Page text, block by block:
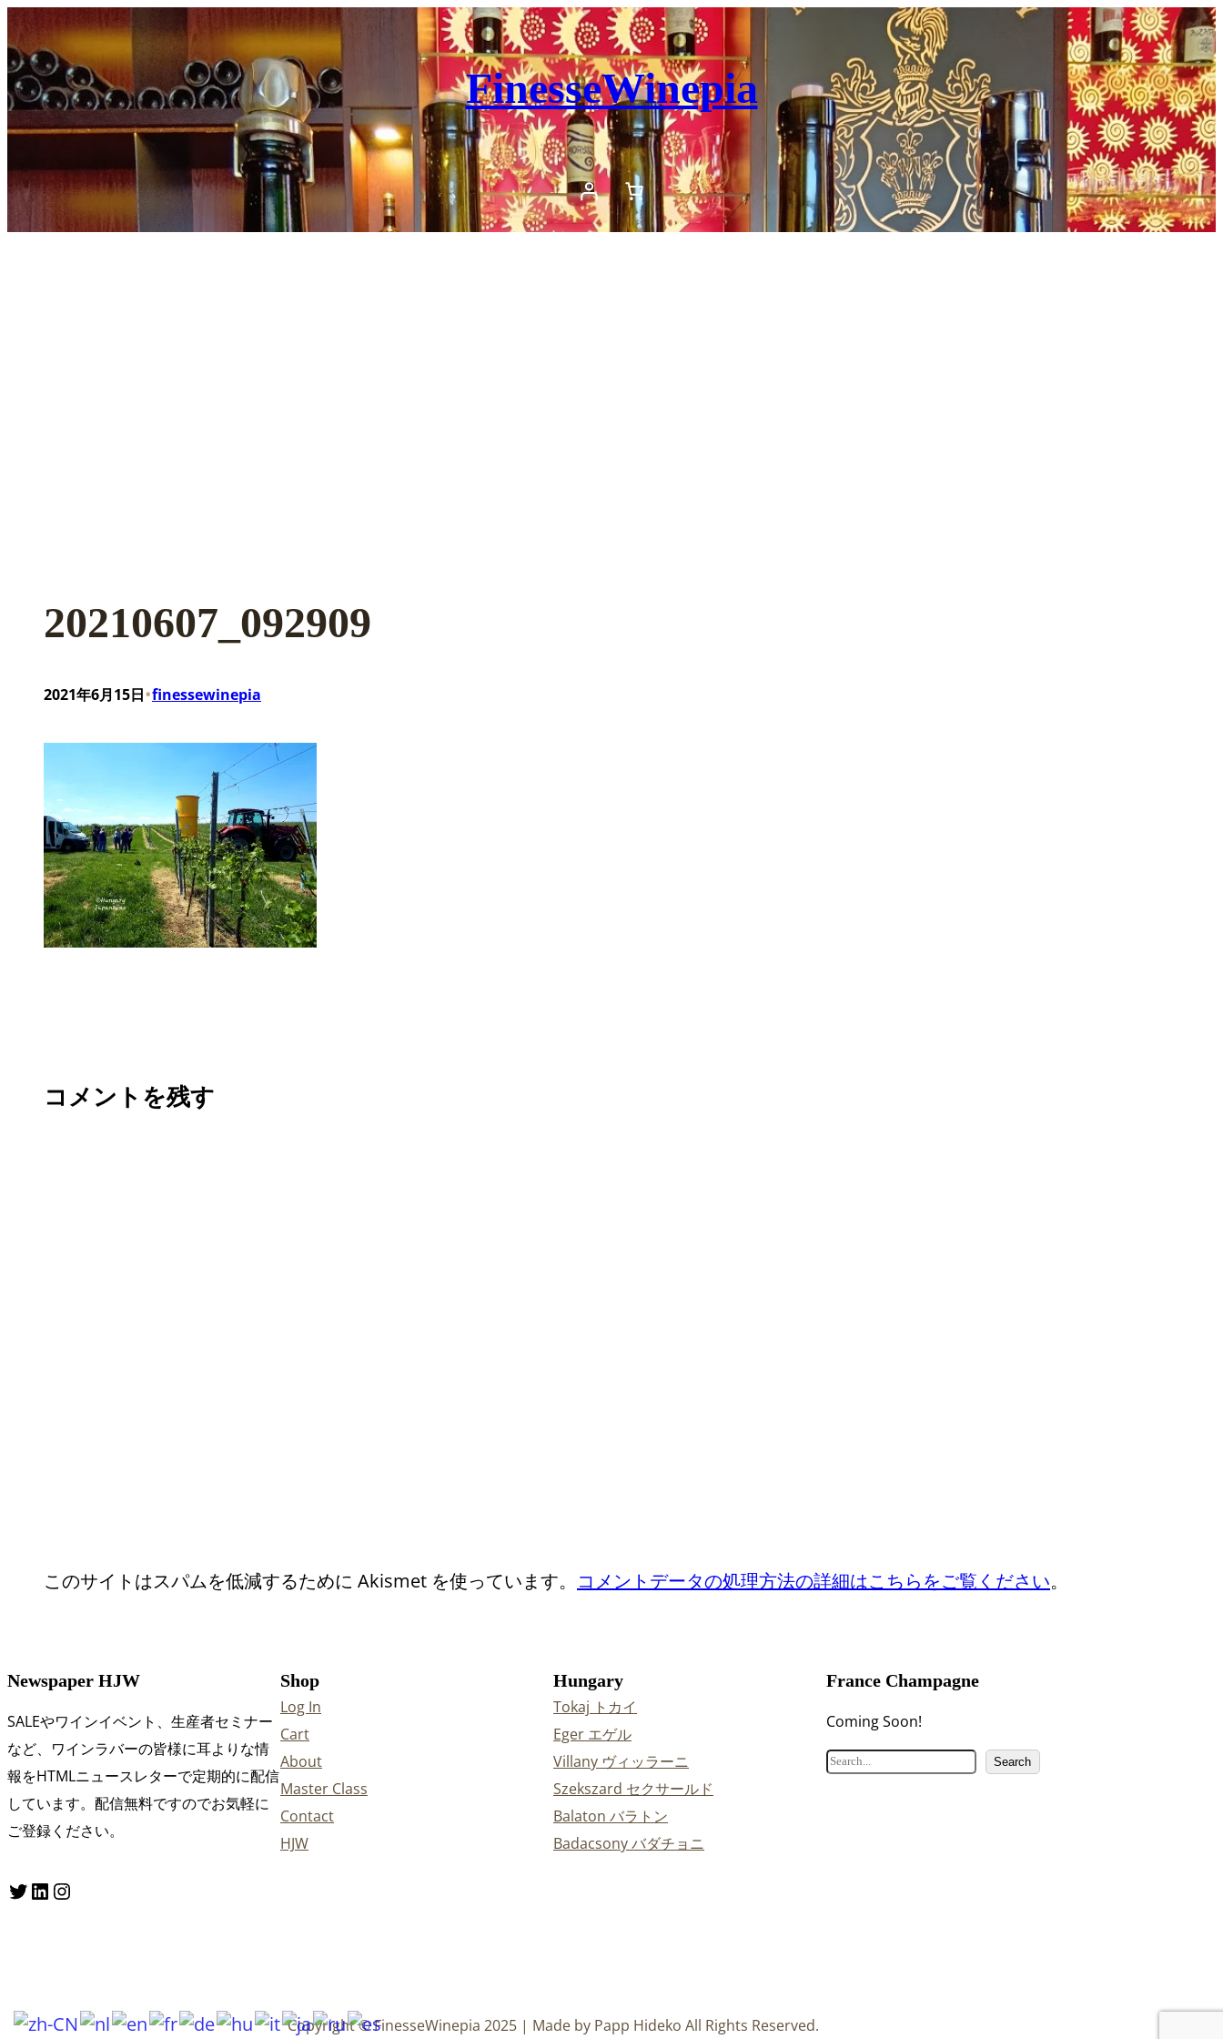
内
容
を
ス
キ
プ
FinesseWinepia
20210607_092909
2021年6月15日•finessewinepia
コメントを残す
このサイトはスパムを低減するために Akismet を使っています。 コメントデータの処理方法の詳細はこちらをご覧ください。
Newspaper HJW
SALEやワインイベント、生産者セミナー
など、ワインラバーの皆様に耳よりな情
報をHTMLニュースレターで定期的に配信
しています。配信無料ですのでお気軽に
ご登録ください。
Twitter LinkedIn Instagram
Shop
Log In
Cart
About
Master Class
Contact
HJW
Hungary
Tokaj トカイ
Eger エゲル
Villany ヴィッラーニ
Szekszard セクサールド
Balaton バラトン
Badacsony バダチョニ
France Champagne
Coming Soon!
検
Search
Copyright © FinesseWinepia 2025 | Made by Papp Hideko All Rights Reserved.